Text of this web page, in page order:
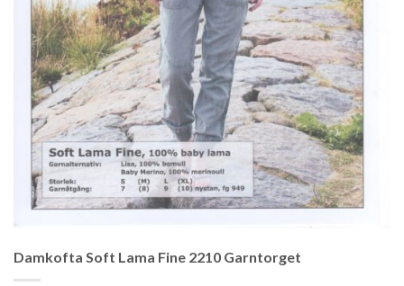
Damkofta Soft Lama Fine 2210 Garntorget